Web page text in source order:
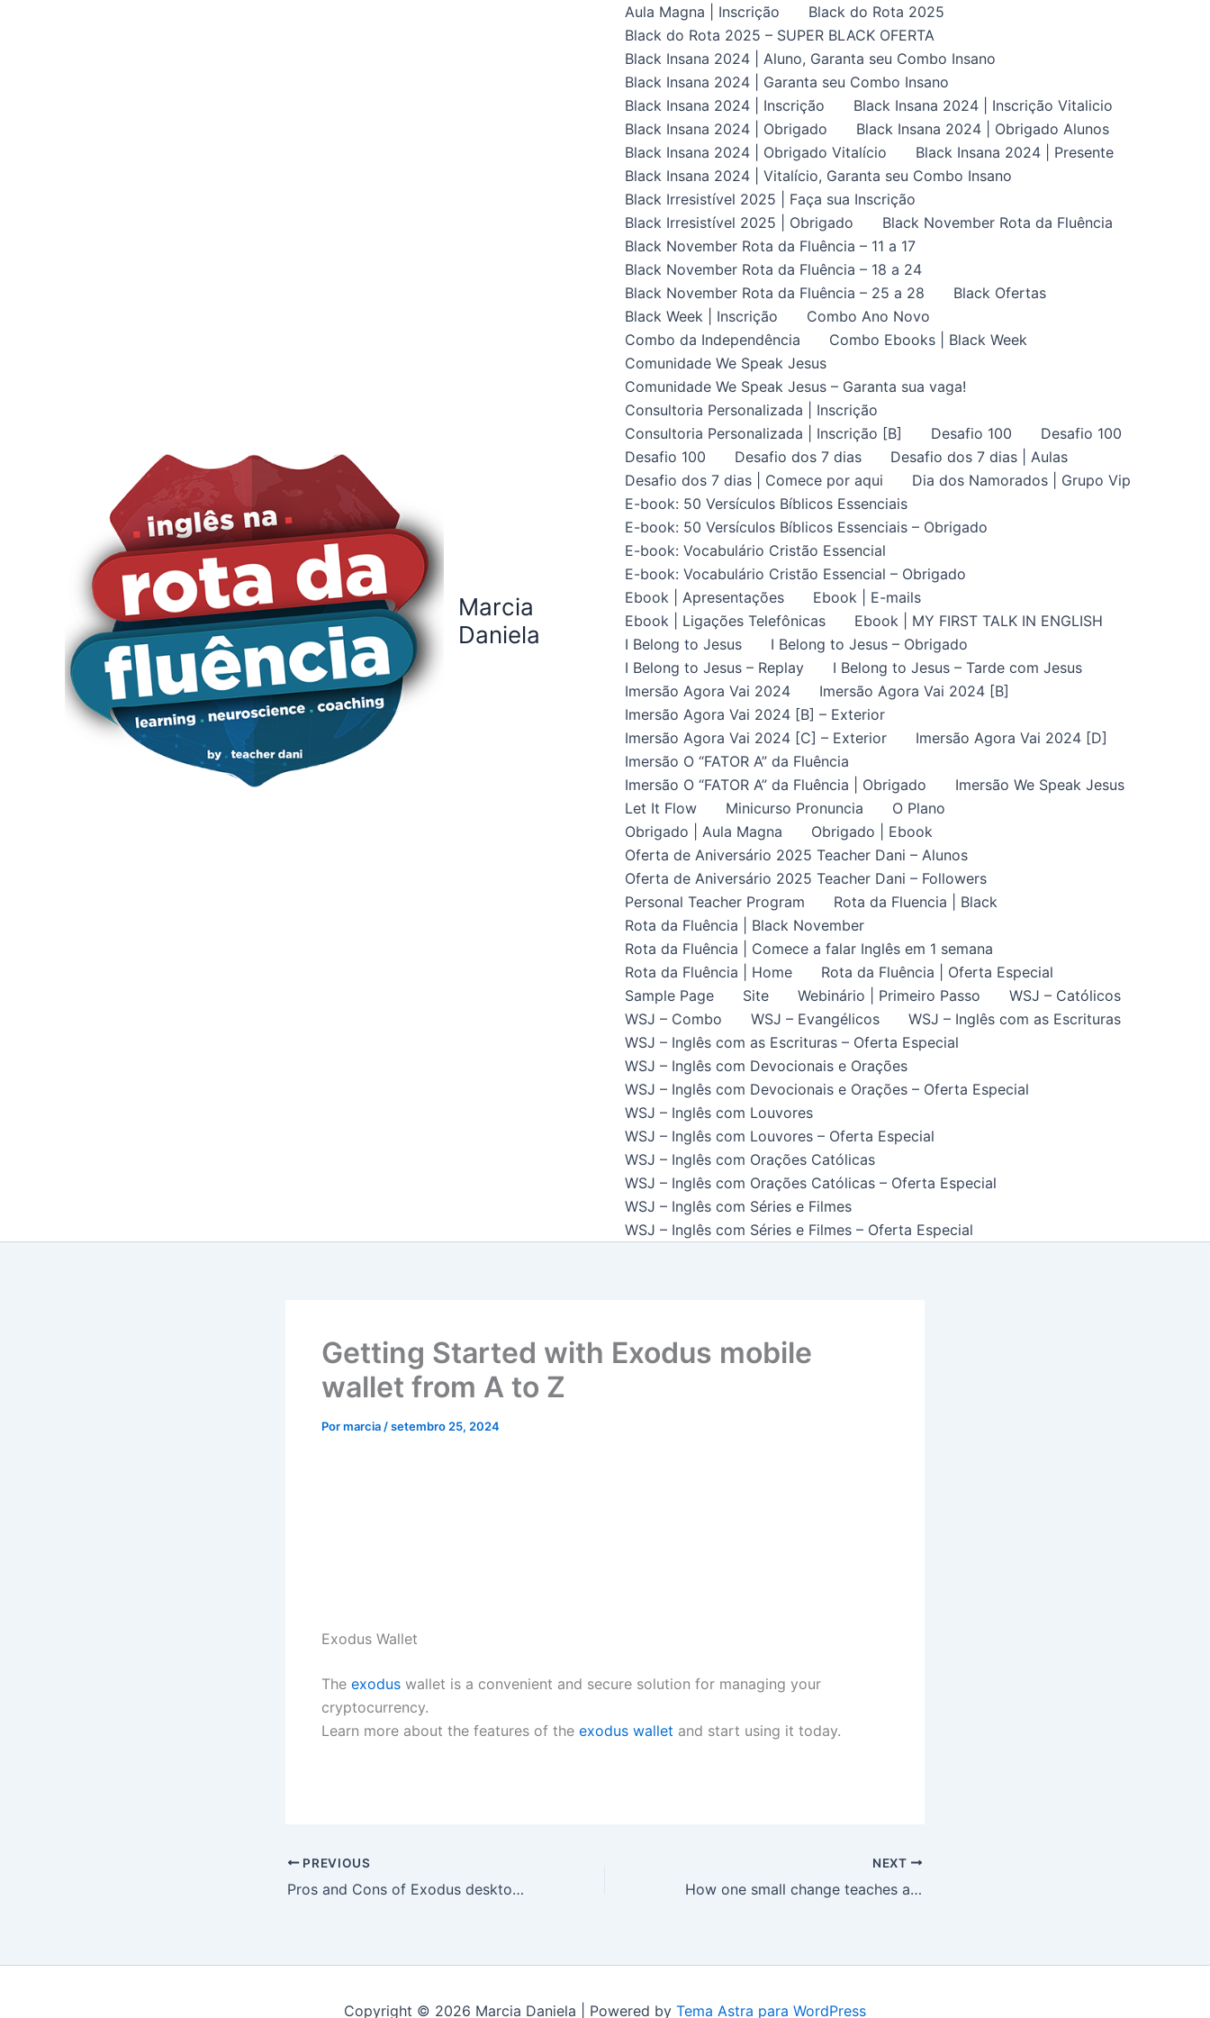
Marcia
Daniela
Aula Magna | Inscrição
Black do Rota 2025
Black do Rota 2025 – SUPER BLACK OFERTA
Black Insana 2024 | Aluno, Garanta seu Combo Insano
Black Insana 2024 | Garanta seu Combo Insano
Black Insana 2024 | Inscrição
Black Insana 2024 | Inscrição Vitalicio
Black Insana 2024 | Obrigado
Black Insana 2024 | Obrigado Alunos
Black Insana 2024 | Obrigado Vitalício
Black Insana 2024 | Presente
Black Insana 2024 | Vitalício, Garanta seu Combo Insano
Black Irresistível 2025 | Faça sua Inscrição
Black Irresistível 2025 | Obrigado
Black November Rota da Fluência
Black November Rota da Fluência – 11 a 17
Black November Rota da Fluência – 18 a 24
Black November Rota da Fluência – 25 a 28
Black Ofertas
Black Week | Inscrição
Combo Ano Novo
Combo da Independência
Combo Ebooks | Black Week
Comunidade We Speak Jesus
Comunidade We Speak Jesus – Garanta sua vaga!
Consultoria Personalizada | Inscrição
Consultoria Personalizada | Inscrição [B]
Desafio 100
Desafio 100
Desafio 100
Desafio dos 7 dias
Desafio dos 7 dias | Aulas
Desafio dos 7 dias | Comece por aqui
Dia dos Namorados | Grupo Vip
E-book: 50 Versículos Bíblicos Essenciais
E-book: 50 Versículos Bíblicos Essenciais – Obrigado
E-book: Vocabulário Cristão Essencial
E-book: Vocabulário Cristão Essencial – Obrigado
Ebook | Apresentações
Ebook | E-mails
Ebook | Ligações Telefônicas
Ebook | MY FIRST TALK IN ENGLISH
I Belong to Jesus
I Belong to Jesus – Obrigado
I Belong to Jesus – Replay
I Belong to Jesus – Tarde com Jesus
Imersão Agora Vai 2024
Imersão Agora Vai 2024 [B]
Imersão Agora Vai 2024 [B] – Exterior
Imersão Agora Vai 2024 [C] – Exterior
Imersão Agora Vai 2024 [D]
Imersão O “FATOR A” da Fluência
Imersão O “FATOR A” da Fluência | Obrigado
Imersão We Speak Jesus
Let It Flow
Minicurso Pronuncia
O Plano
Obrigado | Aula Magna
Obrigado | Ebook
Oferta de Aniversário 2025 Teacher Dani – Alunos
Oferta de Aniversário 2025 Teacher Dani – Followers
Personal Teacher Program
Rota da Fluencia | Black
Rota da Fluência | Black November
Rota da Fluência | Comece a falar Inglês em 1 semana
Rota da Fluência | Home
Rota da Fluência | Oferta Especial
Sample Page
Site Webinário | Primeiro Passo
WSJ – Católicos
WSJ – Combo
WSJ – Evangélicos
WSJ – Inglês com as Escrituras
WSJ – Inglês com as Escrituras – Oferta Especial
WSJ – Inglês com Devocionais e Orações
WSJ – Inglês com Devocionais e Orações – Oferta Especial
WSJ – Inglês com Louvores
WSJ – Inglês com Louvores – Oferta Especial
WSJ – Inglês com Orações Católicas
WSJ – Inglês com Orações Católicas – Oferta Especial
WSJ – Inglês com Séries e Filmes
WSJ – Inglês com Séries e Filmes – Oferta Especial
Getting Started with Exodus mobile
wallet from A to Z
Pormarcia /setembro 25, 2024
Exodus Wallet
The exodus wallet is a convenient and secure solution for managing your
cryptocurrency.
Learn more about the features of the exodus wallet and start using it today.
PREVIOUS
Pros and Cons of Exodus desktop wallet in 2024
NEXT
How one small change teaches a big lesson
Copyright © 2026 Marcia Daniela | Powered by Tema Astra para WordPress